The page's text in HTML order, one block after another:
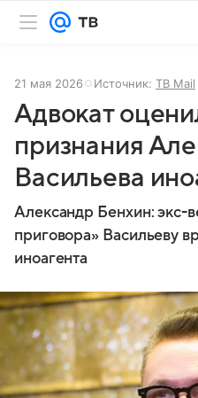
21 мая 2026 Источник: ТВ Mail
Адвокат
признания
Васильева
Александр Бенхин:
приговора» Васильеву
иноагента